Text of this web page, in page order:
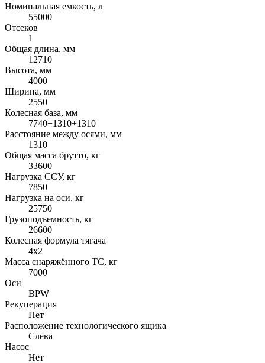
Номинальная емкость, л
55000
Отсеков
1
Общая длина, мм
12710
Высота, мм
4000
Ширина, мм
2550
Колесная база, мм
7740+1310+1310
Расстояние между осями, мм
1310
Общая масса брутто, кг
33600
Нагрузка ССУ, кг
7850
Нагрузка на оси, кг
25750
Грузоподъемность, кг
26600
Колесная формула тягача
4x2
Масса снаряжённого ТС, кг
7000
Оси
BPW
Рекуперация
Нет
Расположение технологического ящика
Слева
Насос
Нет